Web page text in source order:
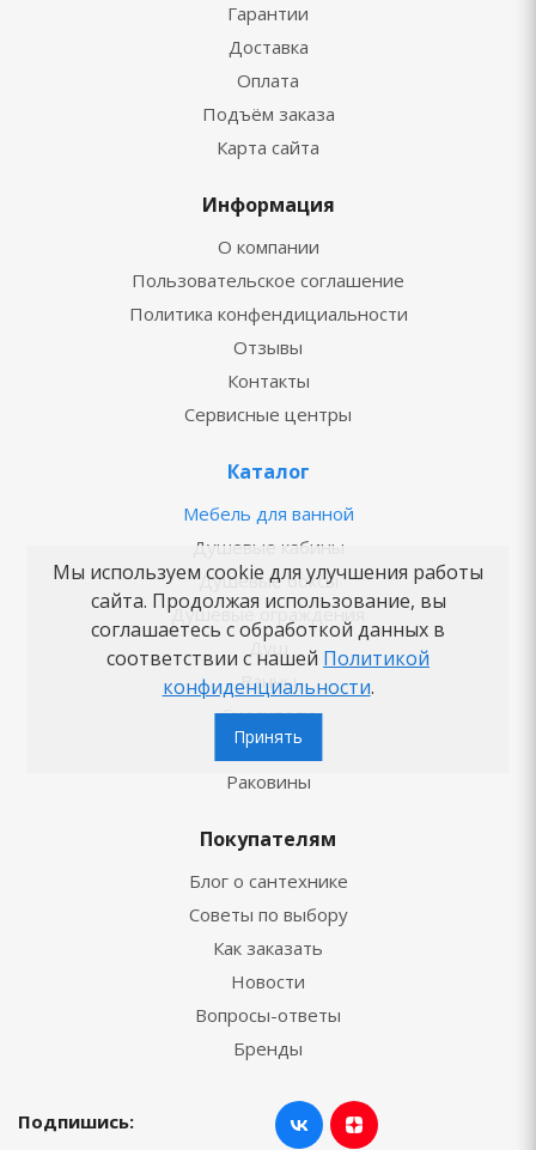
Гарантии
Доставка
Оплата
Подъём заказа
Карта сайта
Информация
О компании
Пользовательское соглашение
Политика конфендициальности
Отзывы
Контакты
Сервисные центры
Каталог
Мебель для ванной
Душевые кабины
Душевые боксы
Душевые ограждения
Душ
Ванны
Смесители
Унитазы
Раковины
Покупателям
Блог о сантехнике
Советы по выбору
Как заказать
Новости
Вопросы-ответы
Бренды
Подпишись:
Мы используем cookie для улучшения работы
сайта. Продолжая использование, вы
соглашаетесь с обработкой данных в
соответствии с нашей Политикой
конфиденциальности.
Принять